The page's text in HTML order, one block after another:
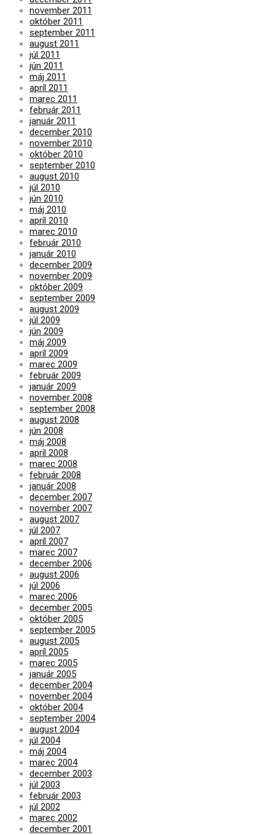
november 2011
október 2011
september 2011
august 2011
júl 2011
jún 2011
máj 2011
apríl 2011
marec 2011
február 2011
január 2011
december 2010
november 2010
október 2010
september 2010
august 2010
júl 2010
jún 2010
máj 2010
apríl 2010
marec 2010
február 2010
január 2010
december 2009
november 2009
október 2009
september 2009
august 2009
júl 2009
jún 2009
máj 2009
apríl 2009
marec 2009
február 2009
január 2009
november 2008
september 2008
august 2008
jún 2008
máj 2008
apríl 2008
marec 2008
február 2008
január 2008
december 2007
november 2007
august 2007
júl 2007
apríl 2007
marec 2007
december 2006
august 2006
júl 2006
marec 2006
december 2005
október 2005
september 2005
august 2005
apríl 2005
marec 2005
január 2005
december 2004
november 2004
október 2004
september 2004
august 2004
júl 2004
máj 2004
marec 2004
december 2003
júl 2003
február 2003
júl 2002
marec 2002
december 2001